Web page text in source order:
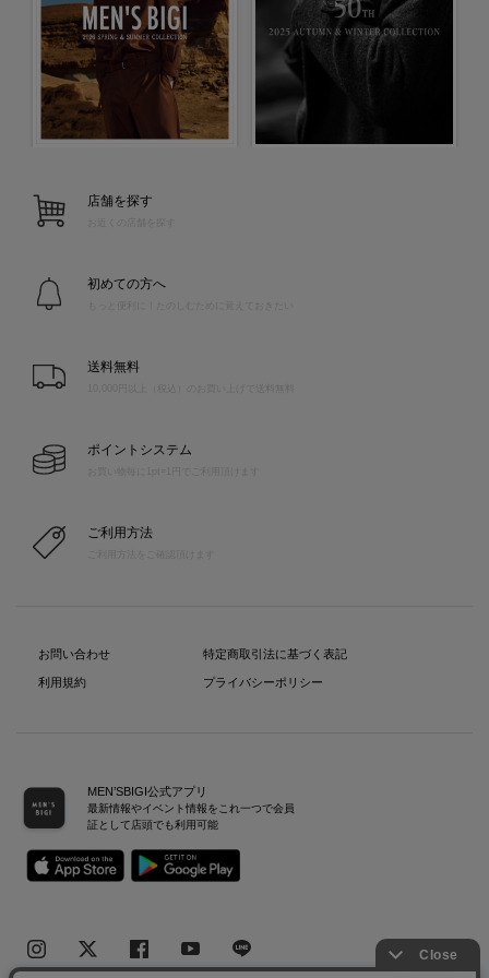
店舗を探す
お近くの店舗を探す
初めての方へ
送料無料
10,000円以上（税込）のお買い上げで送料無料
ポイントシステム
ご利用方法
お問い合わせ
利用規約
特定商取引法に基づく表記
プライバシーポリシー
MEN’SBIGI公式アプリ
最新情報やイベント情報をこれ一つで会員
証として店頭でも利用可能